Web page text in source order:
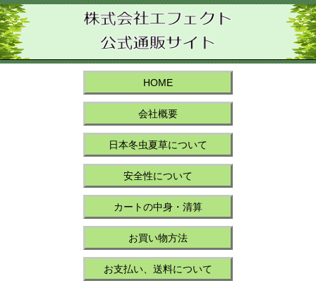
HOME
会社概要
日本冬虫夏草について
安全性について
カートの中身・清算
お買い物方法
お支払い、送料について